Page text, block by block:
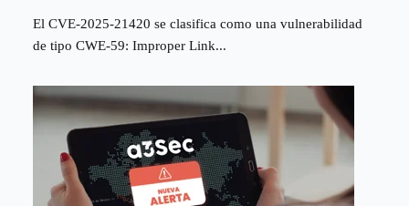
El CVE‑2025‑21420 se clasifica como una vulnerabilidad
de tipo CWE-59: Improper Link...